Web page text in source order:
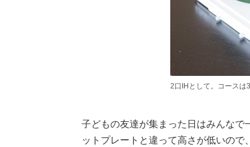
2口IHとして。コースは
子どもの友達が集まった日はみんなで
ットプレートと違って高さが低いの